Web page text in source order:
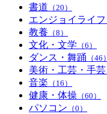
書道 （20）
エンジョイライフ
教養 （8）
文化・文学 （6）
ダンス・舞踊 （46）
美術・工芸・手芸
音楽 （16）
健康・体操 （60）
パソコン （0）